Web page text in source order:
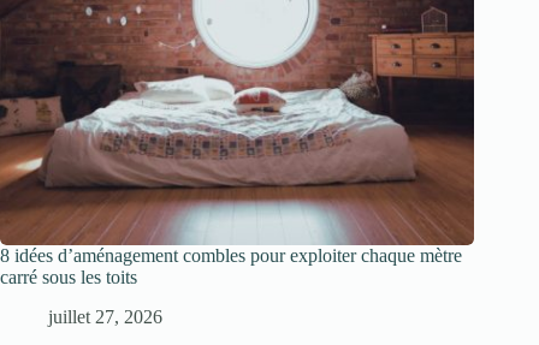
8 idées d’aménagement combles pour exploiter chaque mètre
carré sous les toits
juillet 27, 2026